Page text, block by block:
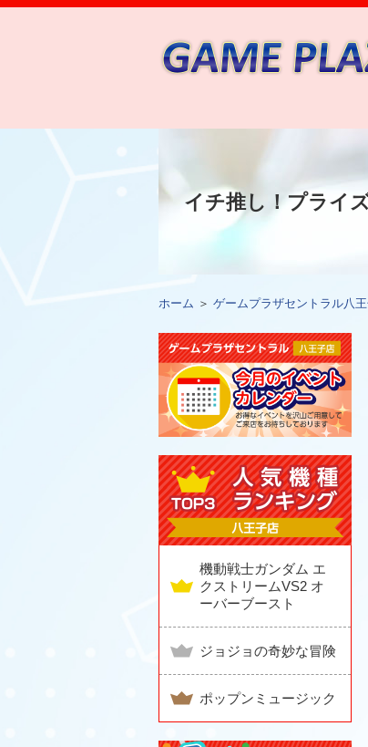
イチ推し！プライ
ホーム ＞ ゲームプラザセントラル八
機動戦士ガンダム エ
クストリームVS2 オ
ーバーブースト
ジョジョの奇妙な冒険
ポップンミュージック